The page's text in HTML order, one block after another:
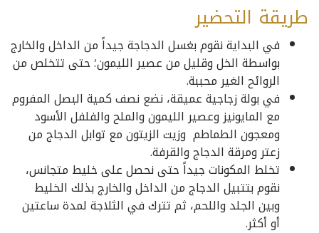
طريقة التحضير
في البداية نقوم بغسل الدجاجة جيداً من الداخل والخارج
بواسطة الخل وقليل من عصير الليمون؛ حتى تتخلص من
الروائح الغير محببة.
في بولة زجاجية عميقة، نضع نصف كمية البصل المفروم
مع المايونيز وعصير الليمون والملح والفلفل الأسود
ومعجون الطماطم وزيت الزيتون مع توابل الدجاج من
زعتر ومرقة الدجاج والقرفة.
تخلط المكونات جيداً حتى نحصل على خليط متجانس،
نقوم بتتبيل الدجاج من الداخل والخارج بذلك الخليط
وبين الجلد واللحم، ثم تترك في الثلاجة لمدة ساعتين
أو أكثر.